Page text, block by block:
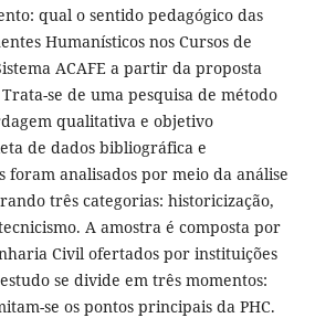
qual o sentido pedagógico das
Humanísticos nos Cursos de
ACAFE a partir da proposta
se de uma pesquisa de método
qualitativa e objetivo
de dados bibliográfica e
foram analisados por meio da análise
três categorias: historicização,
A amostra é composta por
Civil ofertados por instituições
se divide em três momentos:
se os pontos principais da PHC.